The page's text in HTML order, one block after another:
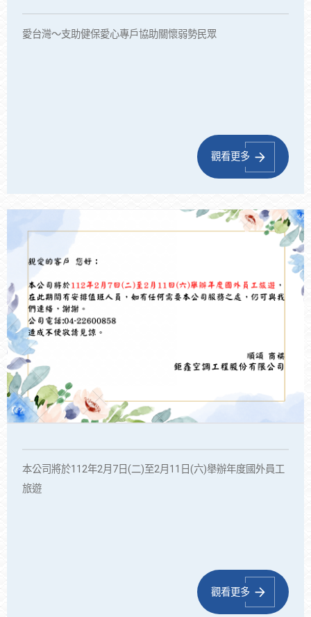
愛台灣～支助健保愛心專戶協助關懷弱勢民眾
觀看更多
本公司將於112年2月7日(二)至2月11日(六)舉辦年度國外員工
旅遊
觀看更多